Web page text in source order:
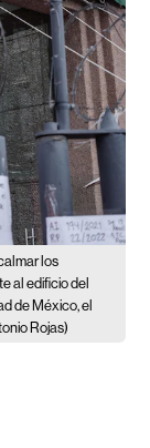
los
al edificio del
de México, el
Rojas)